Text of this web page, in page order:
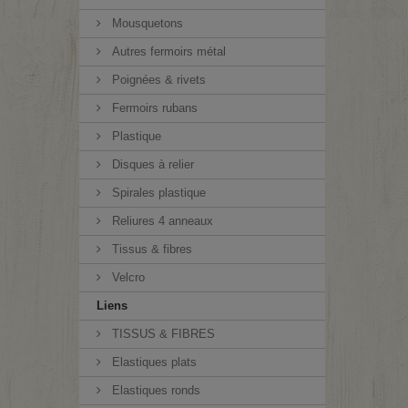
Mousquetons
Autres fermoirs métal
Poignées & rivets
Fermoirs rubans
Plastique
Disques à relier
Spirales plastique
Reliures 4 anneaux
Tissus & fibres
Velcro
Liens
TISSUS & FIBRES
Elastiques plats
Elastiques ronds